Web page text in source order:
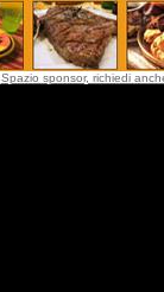
Spazio sponsor, richiedi